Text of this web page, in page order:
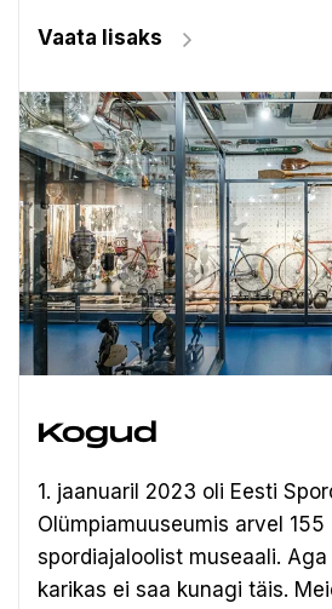
Vaata lisaks
Kogud
1. jaanuaril 2023 oli Eesti
Olümpiamuuseumis arvel 155
spordiajaloolist museaali. Aga
karikas ei saa kunagi täis.